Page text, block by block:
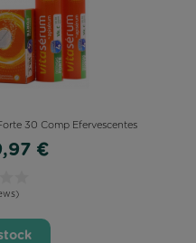
30 Comp Efervescentes
€